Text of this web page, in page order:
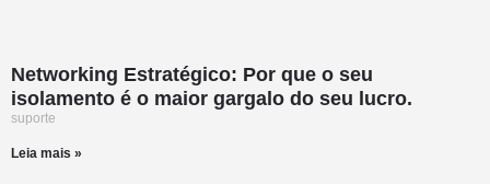
Networking Estratégico: Por que o seu
isolamento é o maior gargalo do seu lucro.
suporte
Leia mais »